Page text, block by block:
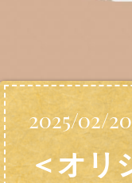
2025/02/20
＜オリ